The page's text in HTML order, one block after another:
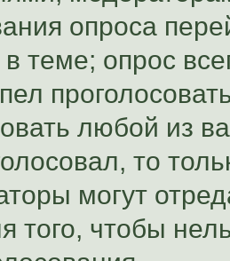
опроса
теме; опрос
любой из
то
могут
того, чтобы